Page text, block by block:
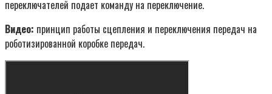
переключателей подает команду на переключение.
Видео: принцип работы сцепления и переключения передач на
роботизированной коробке передач.